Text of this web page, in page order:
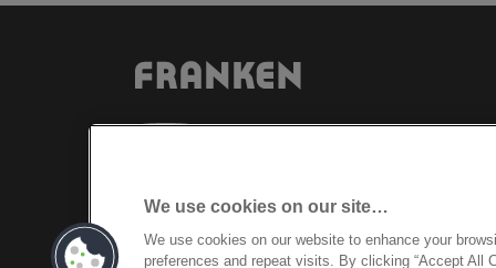
We use cookies on our site…
We use cookies on our website to enhance your
preferences and repeat visits. By clicking “Accept All